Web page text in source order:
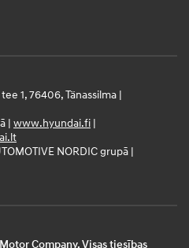
1, 76406, Tänassilma |
| www.hyundai.fi |
NORDIC grupā |
Company. Visas tiesības